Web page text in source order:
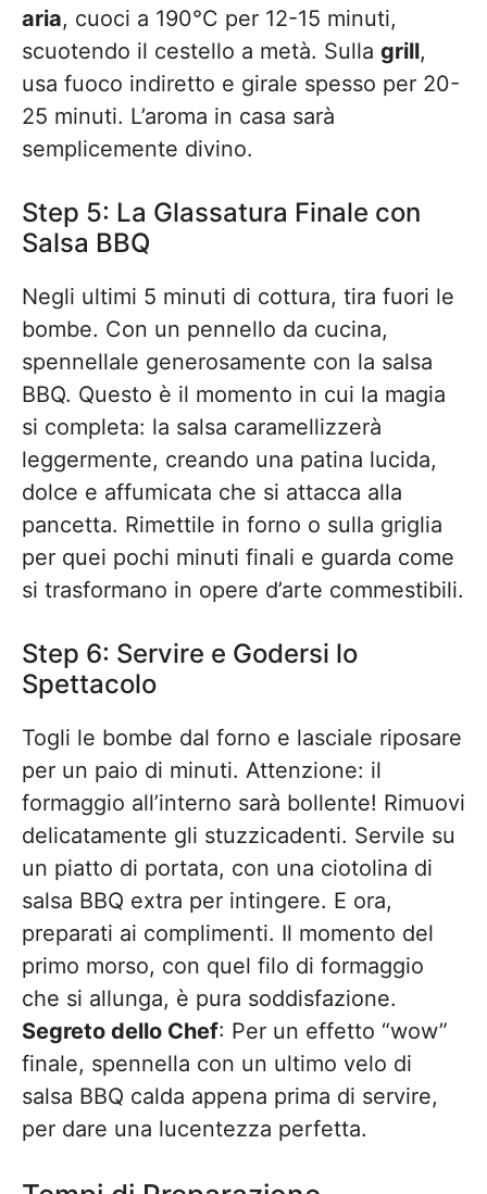
aria, cuoci a 190°C per 12-15 minuti,
scuotendo il cestello a metà. Sulla grill,
usa fuoco indiretto e girale spesso per 20-
25 minuti. L’aroma in casa sarà
semplicemente divino.
Step 5: La Glassatura Finale con
Salsa BBQ
Negli ultimi 5 minuti di cottura, tira fuori le
bombe. Con un pennello da cucina,
spennellale generosamente con la salsa
BBQ. Questo è il momento in cui la magia
si completa: la salsa caramellizzerà
leggermente, creando una patina lucida,
dolce e affumicata che si attacca alla
pancetta. Rimettile in forno o sulla griglia
per quei pochi minuti finali e guarda come
si trasformano in opere d’arte commestibili.
Step 6: Servire e Godersi lo
Spettacolo
Togli le bombe dal forno e lasciale riposare
per un paio di minuti. Attenzione: il
formaggio all’interno sarà bollente! Rimuovi
delicatamente gli stuzzicadenti. Servile su
un piatto di portata, con una ciotolina di
salsa BBQ extra per intingere. E ora,
preparati ai complimenti. Il momento del
primo morso, con quel filo di formaggio
che si allunga, è pura soddisfazione.
Segreto dello Chef: Per un effetto “wow”
finale, spennella con un ultimo velo di
salsa BBQ calda appena prima di servire,
per dare una lucentezza perfetta.